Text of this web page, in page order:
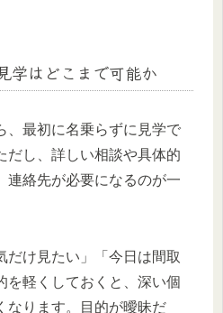
学はどこまで可能か
、最初に名乗らずに見学で
だし、詳しい相談や具体的
連絡先が必要になるのが一
だけ見たい」「今日は間取
を軽くしておくと、深い個
なります。目的が曖昧だ